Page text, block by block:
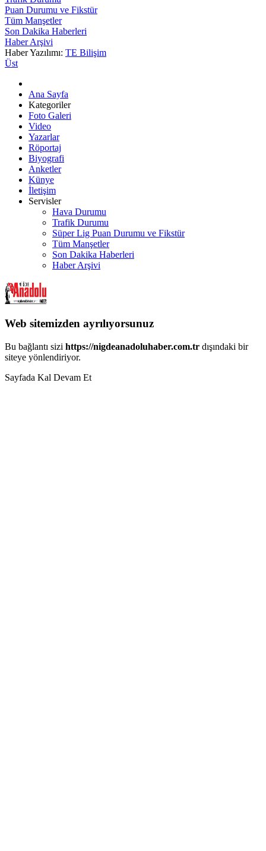
Puan Durumu ve Fikstür
Tüm Manşetler
Son Dakika Haberleri
Haber Arşivi
Haber Yazılımı: TE Bilişim
Üst
Ana Sayfa
Kategoriler
Foto Galeri
Video
Yazarlar
Röportaj
Biyografi
Anketler
Künye
İletişim
Servisler
Hava Durumu
Trafik Durumu
Süper Lig Puan Durumu ve Fikstür
Tüm Manşetler
Son Dakika Haberleri
Haber Arşivi
Web sitemizden ayrılıyorsunuz
Bu bağlantı sizi https://nigdeanadoluhaber.com.tr dışındaki bir
siteye yönlendiriyor.
Sayfada Kal Devam Et